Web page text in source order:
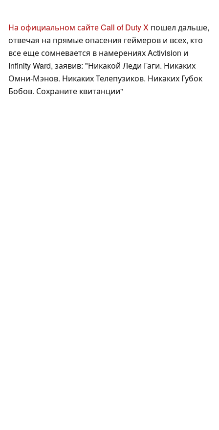
На официальном сайте Call of Duty X пошел дальше,
отвечая на прямые опасения геймеров и всех, кто
все еще сомневается в намерениях Activision и
Infinity Ward, заявив: "Никакой Леди Гаги. Никаких
Омни-Мэнов. Никаких Телепузиков. Никаких Губок
Бобов. Сохраните квитанции"